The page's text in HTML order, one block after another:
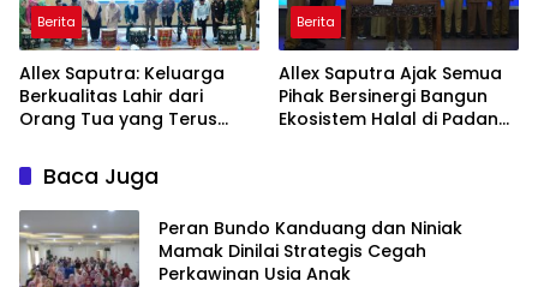
Berita
Allex Saputra: Keluarga
Berkualitas Lahir dari
Orang Tua yang Terus
Berita
Allex Saputra Ajak Semua
Pihak Bersinergi Bangun
Ekosistem Halal di Padang
Baca Juga
Peran Bundo Kanduang dan Niniak
Mamak Dinilai Strategis Cegah
Perkawinan Usia Anak